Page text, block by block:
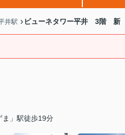
井駅 ビューネタワー平井 3階
ま」駅徒歩19分